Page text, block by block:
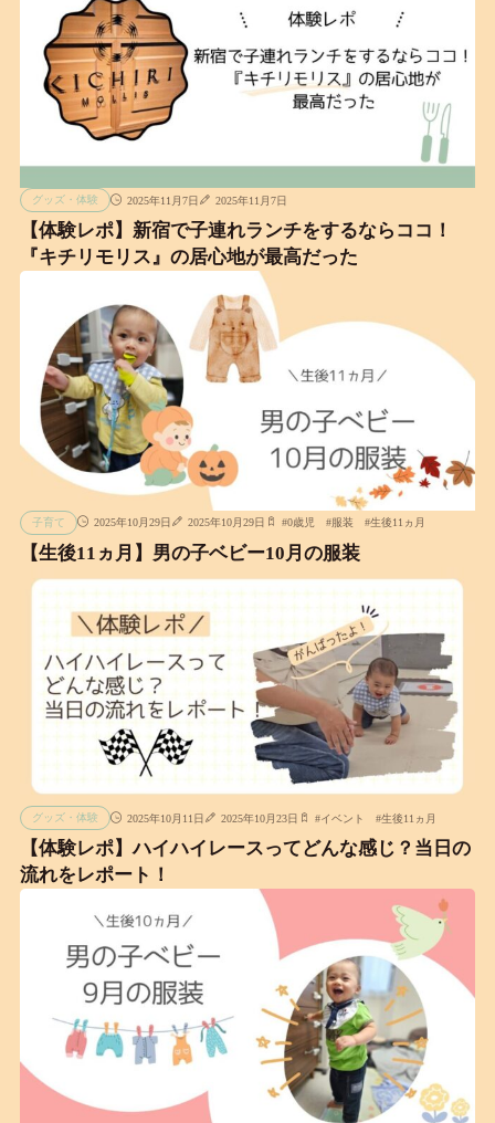
グッズ・体験 2025年11月7日 2025年11月7日
【体験レポ】新宿で子連れランチをするならココ！
『キチリモリス』の居心地が最高だった
子育て 2025年10月29日 2025年10月29日 #0歳児 #服装 #生後11ヵ月
【生後11ヵ月】男の子ベビー10月の服装
グッズ・体験 2025年10月11日 2025年10月23日 #イベント #生後11ヵ月
【体験レポ】ハイハイレースってどんな感じ？当日の
流れをレポート！